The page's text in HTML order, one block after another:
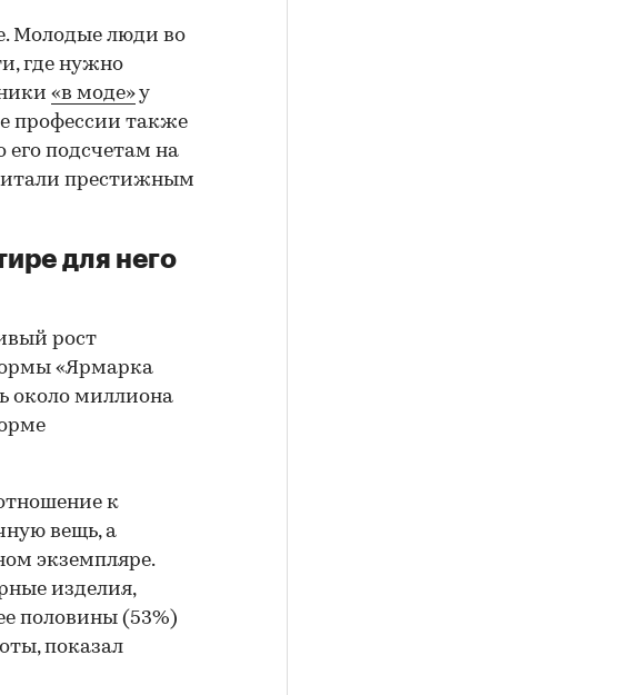
Молодые люди во
где нужно
«в моде»у
профессии также
его подсчетам на
престижным
для него
рост
«Ярмарка
около миллиона
к
вещь, а
экземпляре.
изделия,
половины (53%)
показал